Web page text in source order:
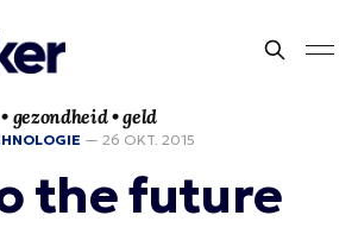
gezondheid • geld
— 26 OKT. 2015
the future